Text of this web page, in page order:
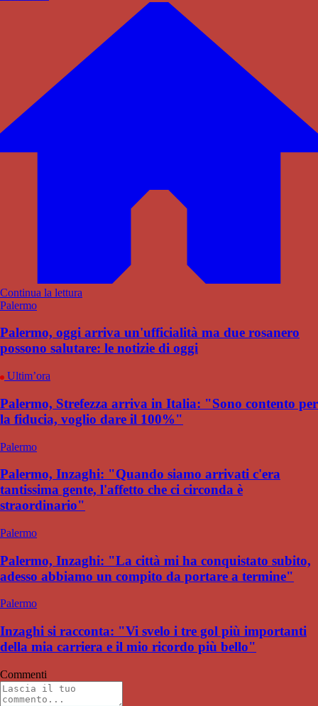
Continua la lettura
Palermo
Palermo, oggi arriva un'ufficialità ma due rosanero
possono salutare: le notizie di oggi
Ultim’ora
Palermo, Strefezza arriva in Italia: "Sono contento per
la fiducia, voglio dare il 100%"
Palermo
Palermo, Inzaghi: "Quando siamo arrivati c'era
tantissima gente, l'affetto che ci circonda è
straordinario"
Palermo
Palermo, Inzaghi: "La città mi ha conquistato subito,
adesso abbiamo un compito da portare a termine"
Palermo
Inzaghi si racconta: "Vi svelo i tre gol più importanti
della mia carriera e il mio ricordo più bello"
Commenti